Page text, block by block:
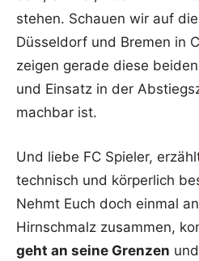
stehen. Schauen wir auf
Düsseldorf und Bremen in
zeigen gerade diese
und Einsatz in der
machbar ist.
Und liebe FC Spieler,
technisch und körperlich
Nehmt Euch doch einmal
Hirnschmalz zusammen,
geht an seine Grenzen